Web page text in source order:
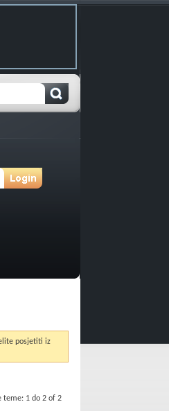
posjetiti iz
teme: 1 do 2 of 2